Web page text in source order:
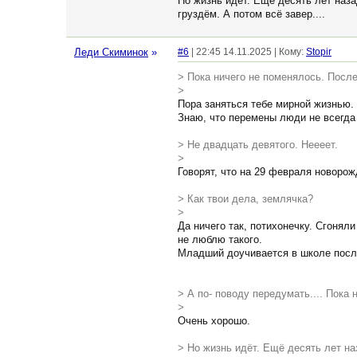
груздём. А потом всё завер....
Леди Скиминок » #6 | 22:45 14.11.2025 | Кому: Stopir
> Пока ничего не поменялось.
>
Пора заняться тебе мирной
Знаю, что перемены люди не
> Не двадцать девятого. Неееет.
>
Говорят, что на 29 февраля
> Как твои дела, землячка?
>
Да ничего так, потихонечку.
не люблю такого.
Младший доучивается в школе
> А по- поводу передумать.... Пока
>
Очень хорошо.
> Но жизнь идёт. Ещё десять лет